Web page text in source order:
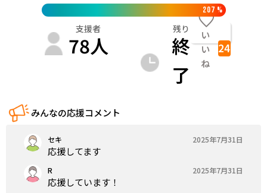
207 %
支援者
78人
残り
終
了
い
い
ね
24
みんなの応援コメント
セキ 2025年7月31日
応援してます
R 2025年7月31日
応援しています！